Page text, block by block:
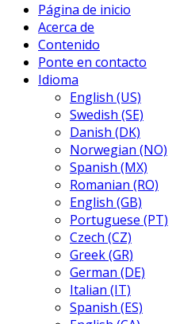
Página de inicio
Acerca de
Contenido
Ponte en contacto
Idioma
English (US)
Swedish (SE)
Danish (DK)
Norwegian (NO)
Spanish (MX)
Romanian (RO)
English (GB)
Portuguese (PT)
Czech (CZ)
Greek (GR)
German (DE)
Italian (IT)
Spanish (ES)